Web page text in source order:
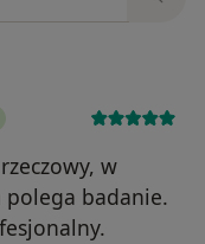
w
polega badanie.